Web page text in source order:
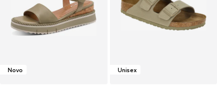
Novo Unisex